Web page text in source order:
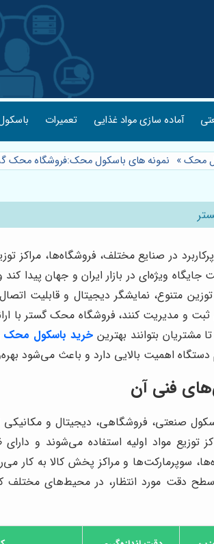
آماده سازی مواد غذایی تعمیرات
محک» نمونه های باسکول محک:فروشگاه محک
در صنایع مختلف، فروشگاه‌ها، مراکز
ویژه‌ای در بازار ایران و جهان پیدا کند
متنوع، نمایشگر دیجیتال و قابلیت
ثبت و مدیریت کنند، فروشگاه محک گستر
بتوانند بهترین خرید باسکول محک
اهمیت بالایی دارد و باعث می‌شود
فنی آن
صنعتی، فروشگاهی، دیجیتال و
توزیع مواد اولیه استفاده می‌شوند
سوپرمارکت‌ها و مراکز پخش کالا به کار
دقت مورد انتظار، در محیط‌های مختلف